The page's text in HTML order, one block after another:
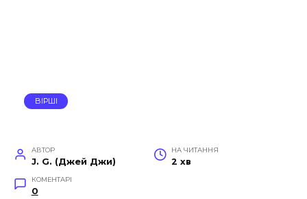
ВІРШІ
АВТОР
J. G. (Джей Джи)
НА ЧИТАННЯ
2 хв
КОМЕНТАРІ
0